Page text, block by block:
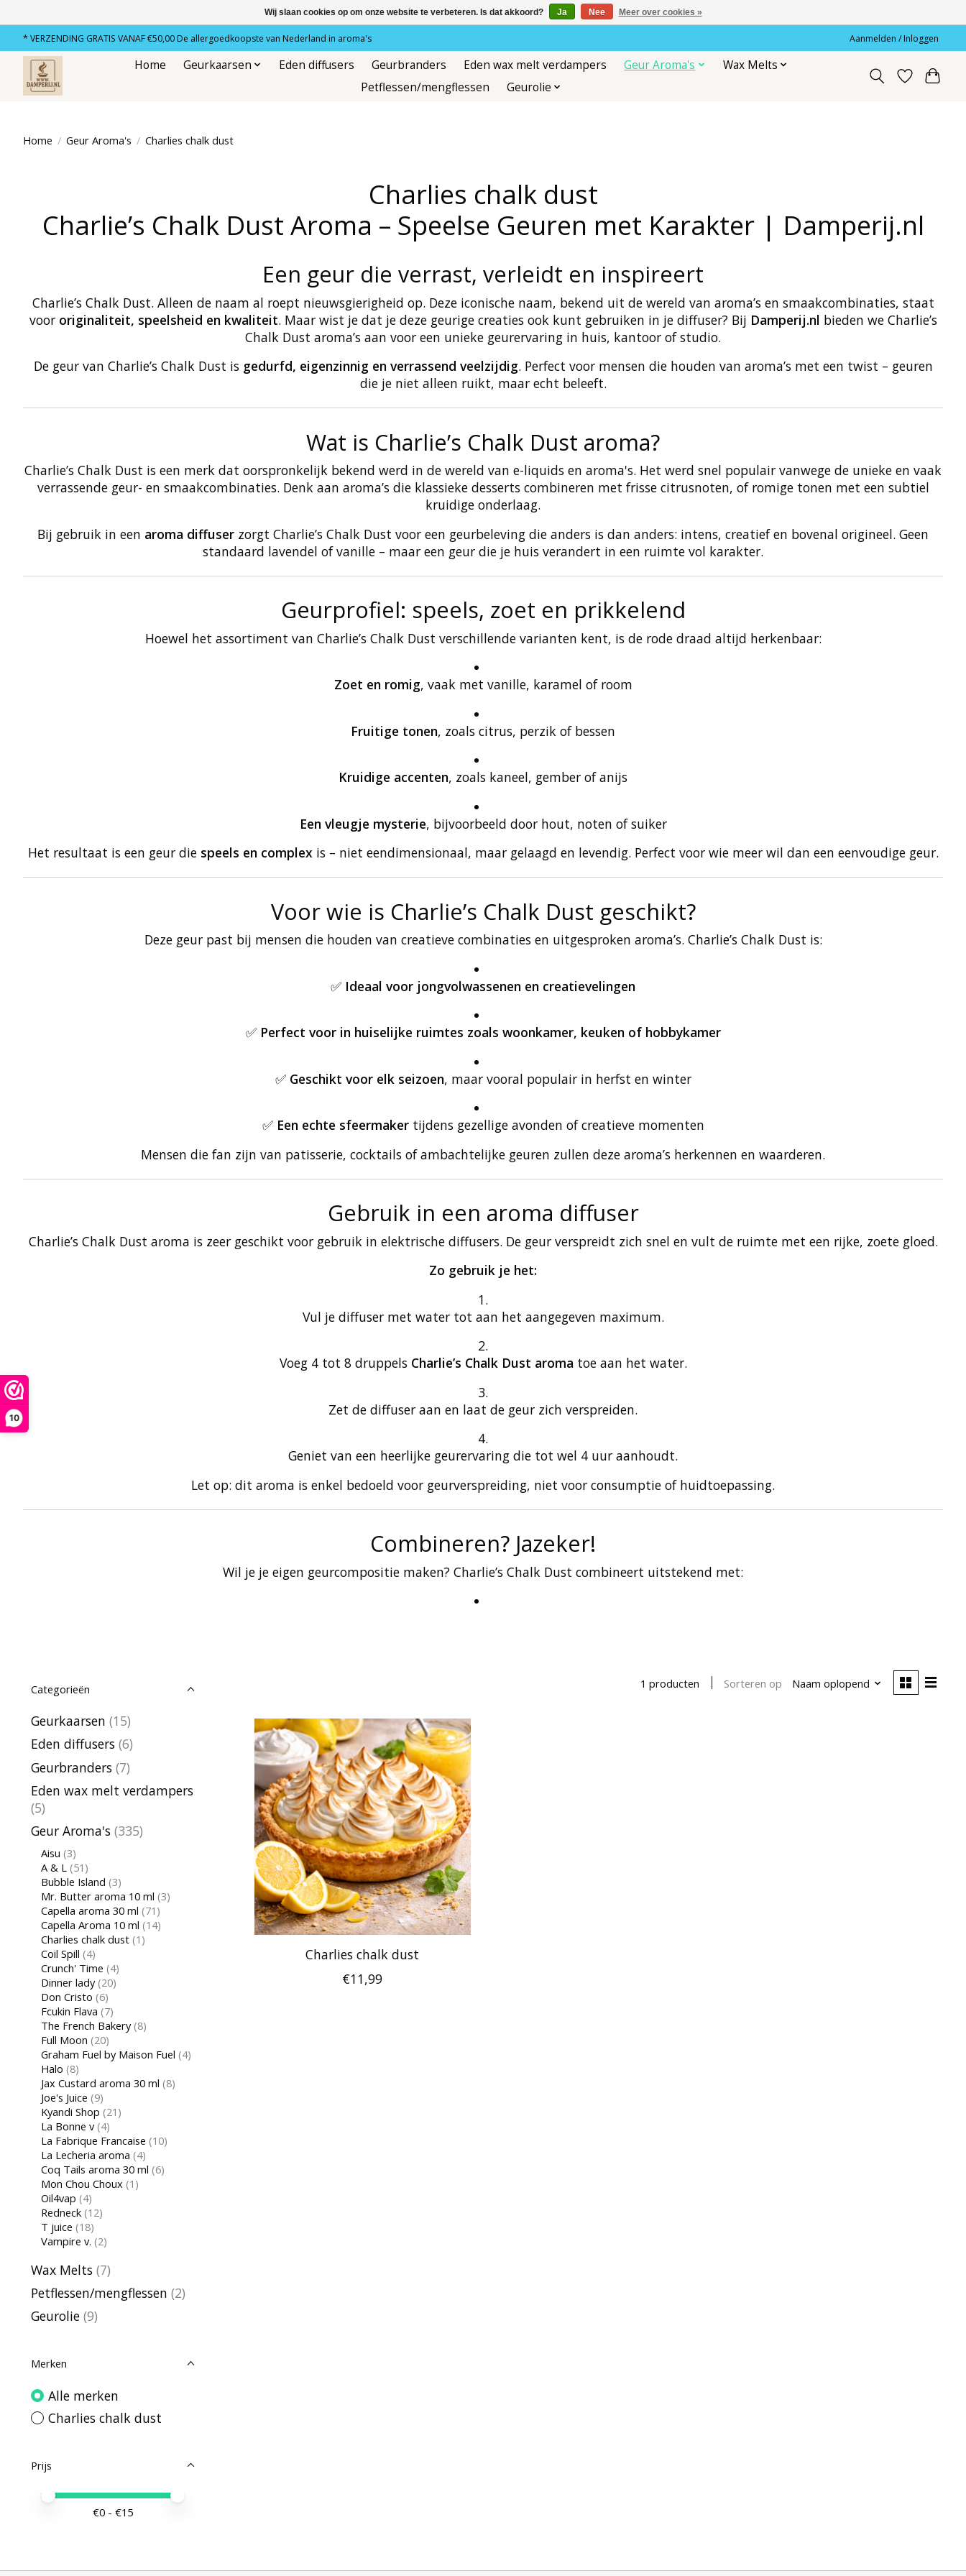
10
* VERZENDING GRATIS VANAF €50,00 De allergoedkoopste van Nederland in aroma's Aanmelden / Inloggen
Home Geurkaarsen Eden diffusers Geurbranders Eden wax melt verdampers Geur Aroma's
Wax Melts
Petflessen/mengflessen
Geurolie
Home / Geur Aroma's / Charlies chalk dust
Charlies chalk dust
Charlie’s Chalk Dust Aroma – Speelse Geuren met Karakter | Damperij.nl
Een geur die verrast, verleidt en inspireert
Charlie’s Chalk Dust. Alleen de naam al roept nieuwsgierigheid op. Deze iconische naam, bekend uit de wereld van aroma’s en smaakcombinaties, staat
voor originaliteit, speelsheid en kwaliteit. Maar wist je dat je deze geurige creaties ook kunt gebruiken in je diffuser? Bij Damperij.nl bieden we Charlie’s
Chalk Dust aroma’s aan voor een unieke geurervaring in huis, kantoor of studio.
De geur van Charlie’s Chalk Dust is gedurfd, eigenzinnig en verrassend veelzijdig. Perfect voor mensen die houden van aroma’s met een twist – geuren
die je niet alleen ruikt, maar echt beleeft.
Wat is Charlie’s Chalk Dust aroma?
Charlie’s Chalk Dust is een merk dat oorspronkelijk bekend werd in de wereld van e-liquids en aroma's. Het werd snel populair vanwege de unieke en vaak
verrassende geur- en smaakcombinaties. Denk aan aroma’s die klassieke desserts combineren met frisse citrusnoten, of romige tonen met een subtiel
kruidige onderlaag.
Bij gebruik in een aroma diffuser zorgt Charlie’s Chalk Dust voor een geurbeleving die anders is dan anders: intens, creatief en bovenal origineel. Geen
standaard lavendel of vanille – maar een geur die je huis verandert in een ruimte vol karakter.
Geurprofiel: speels, zoet en prikkelend
Hoewel het assortiment van Charlie’s Chalk Dust verschillende varianten kent, is de rode draad altijd herkenbaar:
Zoet en romig, vaak met vanille, karamel of room
Fruitige tonen, zoals citrus, perzik of bessen
Kruidige accenten, zoals kaneel, gember of anijs
Een vleugje mysterie, bijvoorbeeld door hout, noten of suiker
Het resultaat is een geur die speels en complexis – niet eendimensionaal, maar gelaagd en levendig. Perfect voor wie meer wil dan een eenvoudige geur.
Voor wie is Charlie’s Chalk Dust geschikt?
Deze geur past bij mensen die houden van creatieve combinaties en uitgesproken aroma’s. Charlie’s Chalk Dust is:
✅ Ideaal voor jongvolwassenen en creatievelingen
✅ Perfect voor in huiselijke ruimtes zoals woonkamer, keuken of hobbykamer
✅ Geschikt voor elk seizoen, maar vooral populair in herfst en winter
✅ Een echte sfeermakertijdens gezellige avonden of creatieve momenten
Mensen die fan zijn van patisserie, cocktails of ambachtelijke geuren zullen deze aroma’s herkennen en waarderen.
Gebruik in een aroma diffuser
Charlie’s Chalk Dust aroma is zeer geschikt voor gebruik in elektrische diffusers. De geur verspreidt zich snel en vult de ruimte met een rijke, zoete gloed.
Zo gebruik je het:
Vul je diffuser met water tot aan het aangegeven maximum.
Voeg 4 tot 8 druppels Charlie’s Chalk Dust aroma toe aan het water.
Zet de diffuser aan en laat de geur zich verspreiden.
Geniet van een heerlijke geurervaring die tot wel 4 uur aanhoudt.
Let op: dit aroma is enkel bedoeld voor geurverspreiding, niet voor consumptie of huidtoepassing.
Combineren? Jazeker!
Wil je je eigen geurcompositie maken? Charlie’s Chalk Dust combineert uitstekend met:
Categorieën
Geurkaarsen (15)
Eden diffusers (6)
Geurbranders (7)
Eden wax melt verdampers
(5)
Geur Aroma's (335)
Aisu (3)
A & L (51)
Bubble Island (3)
Mr. Butter aroma 10 ml (3)
Capella aroma 30 ml (71)
Capella Aroma 10 ml (14)
Charlies chalk dust (1)
Coil Spill (4)
Crunch' Time (4)
Dinner lady (20)
Don Cristo (6)
Fcukin Flava (7)
The French Bakery (8)
Full Moon (20)
Graham Fuel by Maison Fuel (4)
Halo (8)
Jax Custard aroma 30 ml (8)
Joe's Juice (9)
Kyandi Shop (21)
La Bonne v (4)
La Fabrique Francaise (10)
La Lecheria aroma (4)
Coq Tails aroma 30 ml (6)
Mon Chou Choux (1)
Oil4vap (4)
Redneck (12)
T juice (18)
Vampire v. (2)
Wax Melts (7)
Petflessen/mengflessen (2)
Geurolie (9)
Merken
Alle merken
Charlies chalk dust
Prijs
Minimale prijswaarde
Price maximum value
€0 - €15
1 producten Sorteren op Naam oplopend
Charlies chalk dust
€11,99
Wij slaan cookies op om onze website te verbeteren. Is dat akkoord? Ja Nee Meer over cookies »